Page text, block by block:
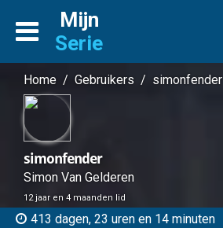
Mijn
Serie
Home / Gebruikers / simonfender
simonfender
Simon Van Gelderen
12 jaar en 4 maanden lid
413 dagen, 23 uren en 14 minuten